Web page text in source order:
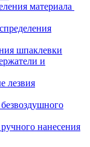
материала
шпаклевки
и
лезвия
нанесения